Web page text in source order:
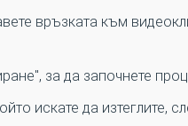
връзката към
за да започнете
искате да изтеглите,